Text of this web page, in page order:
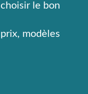
le bon
modèles